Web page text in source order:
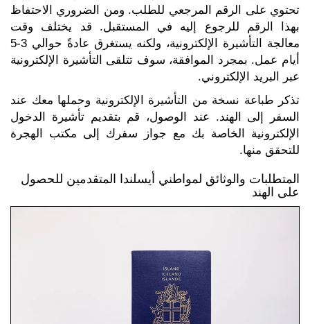
تحتوي على الرقم المرجعي للطلب. ومن الضروري الاحتفاظ
بهذا الرقم للرجوع إليه في المستقبل. قد يختلف وقت
معالجة التأشيرة الإلكترونية، ولكنه يستغرق عادةً حوالي 3-5
أيام عمل. بمجرد الموافقة، سوف تتلقى التأشيرة الإلكترونية
عبر البريد الإلكتروني.
تذكر طباعة نسخة من التأشيرة الإلكترونية وحملها معك عند
السفر إلى الهند. عند الوصول، قم بتقديم تأشيرة الدخول
الإلكترونية الخاصة بك مع جواز سفرك إلى مكتب الهجرة
للتحقق منها.
المتطلبات والوثائق لمواطني أيسلندا المتقدمين للحصول
على الهند